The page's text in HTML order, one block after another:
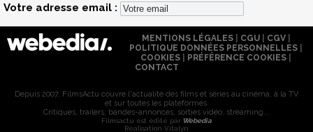
Votre adresse email :
MENTIONS LÉGALES| CGU| CGV|
POLITIQUE DONNÉES PERSONNELLES
COOKIES
PRÉFÉRENCE COOKIES
CONTACT
Depuis 2007, FilmsActu couvre l'actualité des films et séries au cinéma, à la TV
et sur toutes les plateformes.
Critiques, trailers, bandes-annonces, sorties vidéo, streaming...
Filmsactu est édité par Webedia
Réalisation Vitalyn